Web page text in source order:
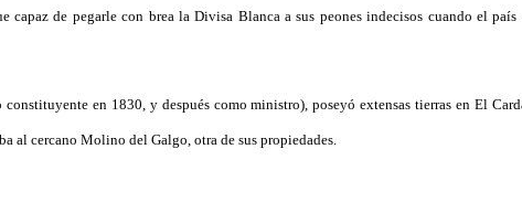
de pegarle con brea la Divisa Blanca a sus peones indecisos cuando el
en 1830, y después como ministro), poseyó extensas tierras en El
al cercano Molino del Galgo, otra de sus propiedades.